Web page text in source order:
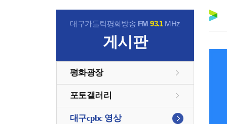
대구가톨릭평화방송 FM93.1MHz
게시판
평화광장
포토갤러리
대구cpbc 영상